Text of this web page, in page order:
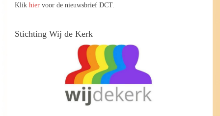
Klik hier voor de nieuwsbrief DCT.
Stichting Wij de Kerk